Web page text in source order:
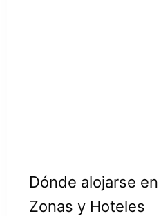
Dónde alojarse
Zonas y Hoteles